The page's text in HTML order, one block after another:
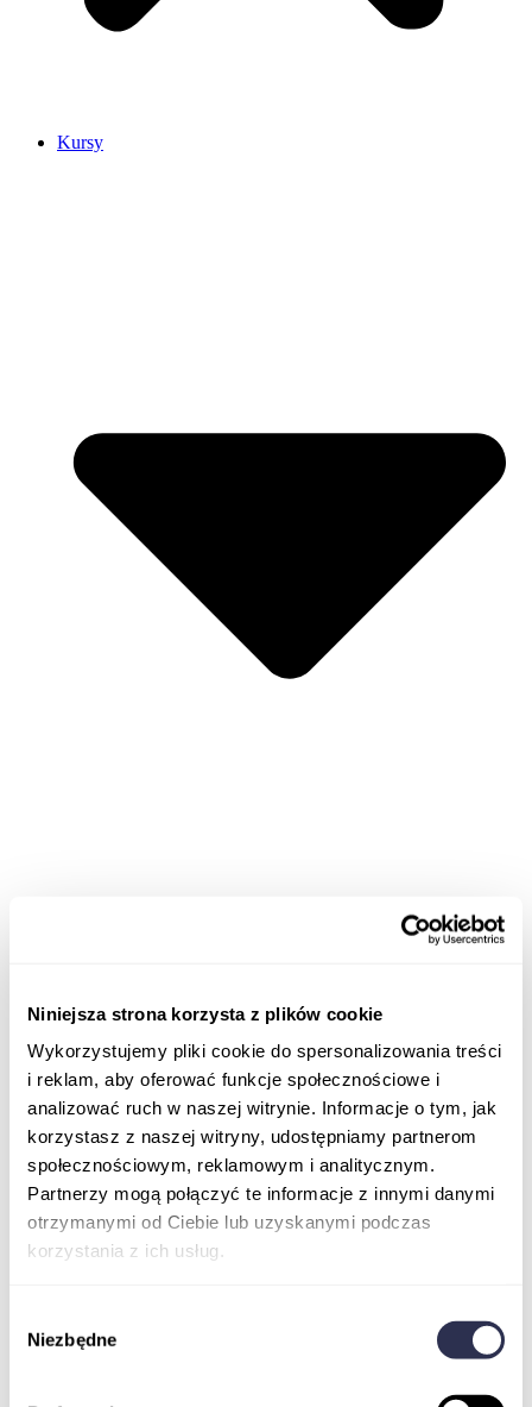
Niniejsza strona korzysta z plików cookie
Wykorzystujemy pliki cookie do spersonalizowania treści
i reklam, aby oferować funkcje społecznościowe i
analizować ruch w naszej witrynie. Informacje o tym, jak
korzystasz z naszej witryny, udostępniamy partnerom
społecznościowym, reklamowym i analitycznym.
Partnerzy mogą połączyć te informacje z innymi danymi
otrzymanymi od Ciebie lub uzyskanymi podczas
korzystania z ich usług.
zgody
Niezbędne
Kursy